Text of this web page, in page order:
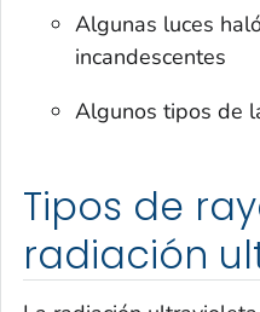
Algunas luces
incandescentes
Algunos tipos de
Tipos de
radiación